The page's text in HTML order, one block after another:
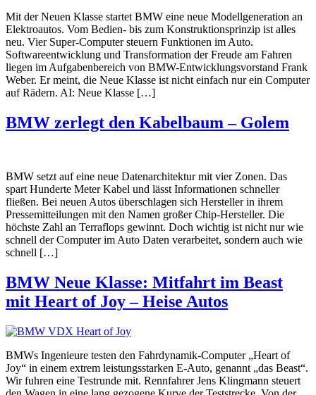
Mit der Neuen Klasse startet BMW eine neue Modellgeneration an
Elektroautos. Vom Bedien- bis zum Konstruktionsprinzip ist alles
neu. Vier Super-Computer steuern Funktionen im Auto.
Softwareentwicklung und Transformation der Freude am Fahren
liegen im Aufgabenbereich von BMW-Entwicklungsvorstand Frank
Weber. Er meint, die Neue Klasse ist nicht einfach nur ein Computer
auf Rädern. AI: Neue Klasse […]
BMW zerlegt den Kabelbaum – Golem
BMW setzt auf eine neue Datenarchitektur mit vier Zonen. Das
spart Hunderte Meter Kabel und lässt Informationen schneller
fließen. Bei neuen Autos überschlagen sich Hersteller in ihrem
Pressemitteilungen mit den Namen großer Chip-Hersteller. Die
höchste Zahl an Terraflops gewinnt. Doch wichtig ist nicht nur wie
schnell der Computer im Auto Daten verarbeitet, sondern auch wie
schnell […]
BMW Neue Klasse: Mitfahrt im Beast
mit Heart of Joy – Heise Autos
BMWs Ingenieure testen den Fahrdynamik-Computer „Heart of
Joy“ in einem extrem leistungsstarken E-Auto, genannt „das Beast“.
Wir fuhren eine Testrunde mit. Rennfahrer Jens Klingmann steuert